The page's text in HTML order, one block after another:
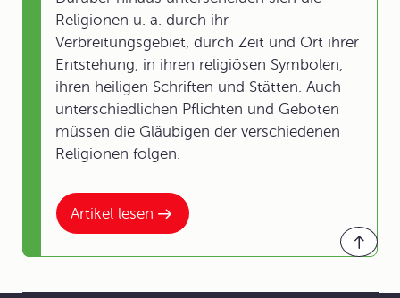
Artikel lesen
Religionen u. a. durch ihr
Verbreitungsgebiet, durch Zeit und Ort ihrer
Entstehung, in ihren religiösen Symbolen,
ihren heiligen Schriften und Stätten. Auch
unterschiedlichen Pflichten und Geboten
müssen die Gläubigen der verschiedenen
Religionen folgen.